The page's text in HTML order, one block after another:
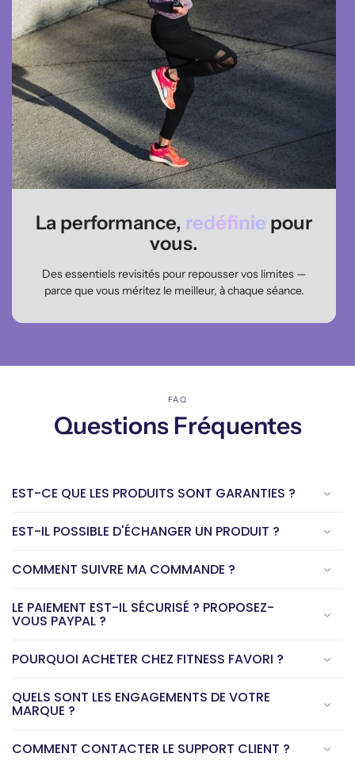
La performance, redéfinie pour
vous.
Des essentiels revisités pour repousser vos limites —
parce que vous méritez le meilleur, à chaque séance.
FAQ
Questions Fréquentes
EST-CE QUE LES PRODUITS SONT GARANTIES ?
EST-IL POSSIBLE D'ÉCHANGER UN PRODUIT ?
COMMENT SUIVRE MA COMMANDE ?
LE PAIEMENT EST-IL SÉCURISÉ ? PROPOSEZ-
VOUS PAYPAL ?
POURQUOI ACHETER CHEZ FITNESS FAVORI ?
QUELS SONT LES ENGAGEMENTS DE VOTRE
MARQUE ?
COMMENT CONTACTER LE SUPPORT CLIENT ?